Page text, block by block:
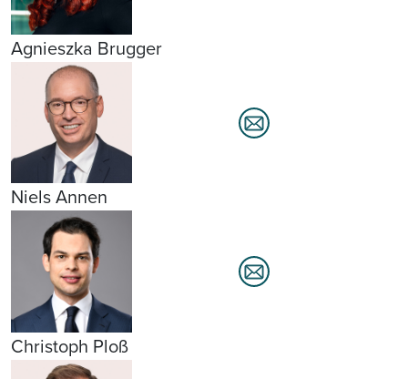
Agnieszka Brugger
Niels Annen
Christoph Ploß